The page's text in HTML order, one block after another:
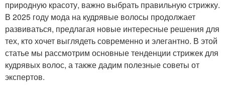
природную красоту, важно выбрать правильную стрижку.
В 2025 году мода на кудрявые волосы продолжает
развиваться, предлагая новые интересные решения для
тех, кто хочет выглядеть современно и элегантно. В этой
статье мы рассмотрим основные тенденции стрижек для
кудрявых волос, а также дадим полезные советы от
экспертов.